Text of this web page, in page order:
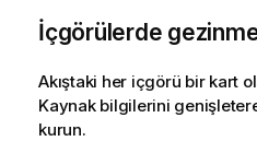
İçgörülerde
Akıştaki her içgörü bir kart
Kaynak bilgilerini
kurun.